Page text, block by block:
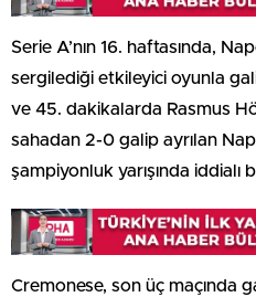
Serie A’nın 16. haftasında,
sergilediği etkileyici oyunla
ve 45. dakikalarda Rasmus
sahadan 2-0 galip ayrılan
şampiyonluk yarışında iddialı
Cremonese, son üç maçında